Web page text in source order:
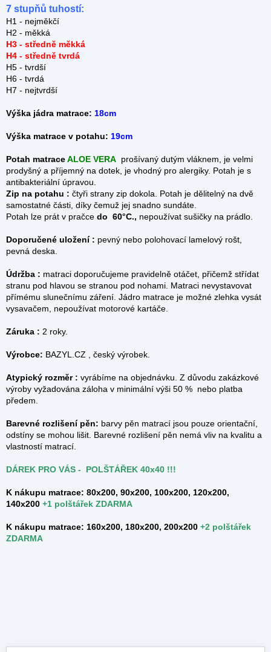
7 stupňů tuhostí:
H1 - nejměkčí
H2 - měkká
H3 - středně měkká
H4 - středně tvrdá
H5 - tvrdší
H6 - tvrdá
H7 - nejtvrdší
Výška jádra matrace: 18cm
Výška matrace v potahu: 19cm
Potah matraceALOE VERA prošívaný dutým vláknem, je velmi
prodyšný a příjemný na dotek, je vhodný pro alergiky. Potah je s
antibakteriální úpravou.
Zip na potahu : čtyři strany zip dokola.
Potah je dělitelný na dvě
samostatné části, díky čemuž jej snadno sundáte.
Potah lze prát v pračce do 60°C., nepoužívat sušičky na prádlo.
Doporučené uložení : pevný nebo polohovací lamelový rošt,
pevná deska.
Údržba : matraci doporučujeme pravidelně otáčet, přičemž střídat
stranu pod hlavou se stranou pod nohami. Matraci nevystavovat
přímému slunečnímu záření. Jádro matrace je možné zlehka vysát
vysavačem, nepoužívat motorové kartáče.
Záruka : 2 roky.
Výrobce: BAZYL.CZ , český výrobek.
Atypický rozměr : vyrábíme na objednávku. Z důvodu zakázkové
výroby vyžadována záloha v minimální výši 50 % nebo platba
předem.
Barevné rozlišení pěn: barvy pěn matrací jsou pouze orientační,
odstíny se mohou lišit. Barevné rozlišení pěn nemá vliv na kvalitu a
vlastností matrací.
DÁREK PRO VÁS - POLŠTÁŘEK 40x40 !!!
K nákupu matrace: 80x200, 90x200, 100x200, 120x200,
140x200 +1 polštářek ZDARMA
K nákupu matrace: 160x200, 180x200, 200x200 +2 polštářek
ZDARMA